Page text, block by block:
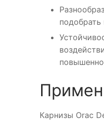
Карнизы Orac